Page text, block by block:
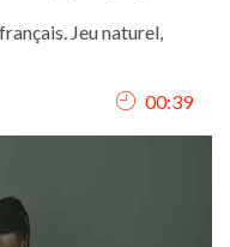
Jeu naturel,
00:39